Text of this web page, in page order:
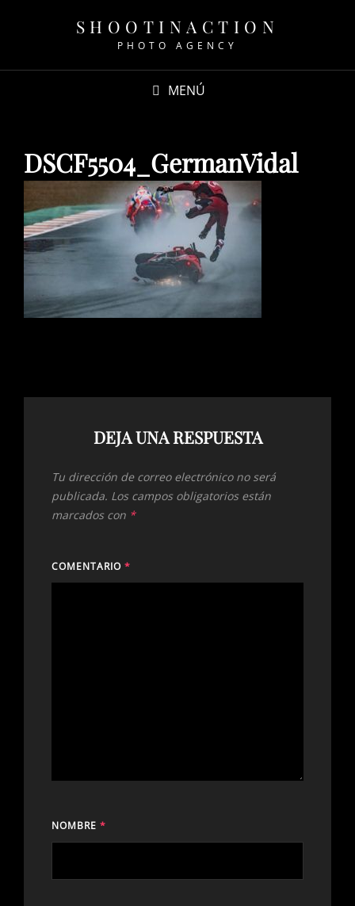
SHOOTINACTION
PHOTO AGENCY
MENÚ
DSCF5504_GermanVidal
DEJA UNA RESPUESTA
Tu dirección de correo electrónico no será
publicada. Los campos obligatorios están
marcados con *
COMENTARIO *
NOMBRE *